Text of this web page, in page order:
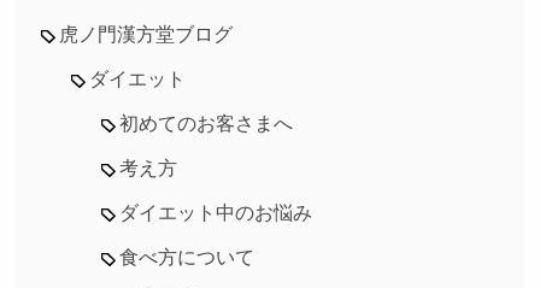
虎ノ門漢方堂ブログ
ダイエット
初めてのお客さまへ
考え方
ダイエット中のお悩み
食べ方について